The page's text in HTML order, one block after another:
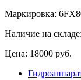
Маркировка:
Наличие на
Цена: 18000 руб.